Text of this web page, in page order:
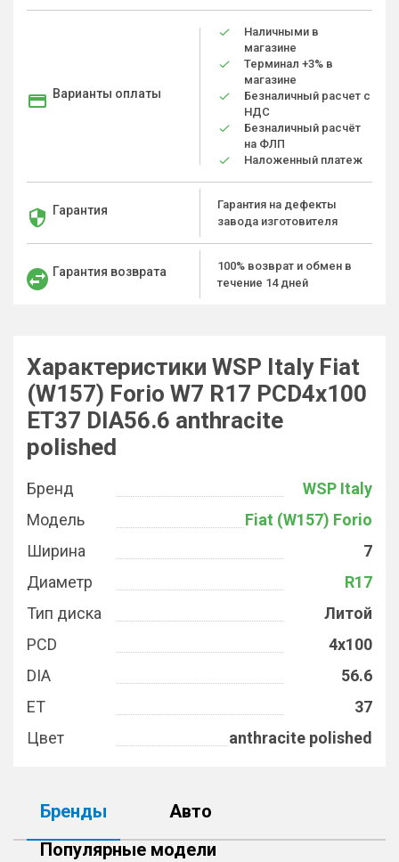
Варианты оплаты
Наличными в
магазине
Терминал +3% в
магазине
Безналичный расчет с
НДС
Безналичный расчёт
на ФЛП
Наложенный платеж
Гарантия
Гарантия на дефекты
завода изготовителя
Гарантия возврата
100% возврат и обмен в
течение 14 дней
Характеристики WSP Italy Fiat
(W157) Forio W7 R17 PCD4x100
ET37 DIA56.6 anthracite
polished
Бренд
WSP Italy
Модель
Fiat (W157) Forio
Ширина
7
Диаметр
R17
Тип диска
Литой
PCD
4x100
DIA
56.6
ET
37
Цвет
anthracite polished
Бренды
Авто
Популярные модели